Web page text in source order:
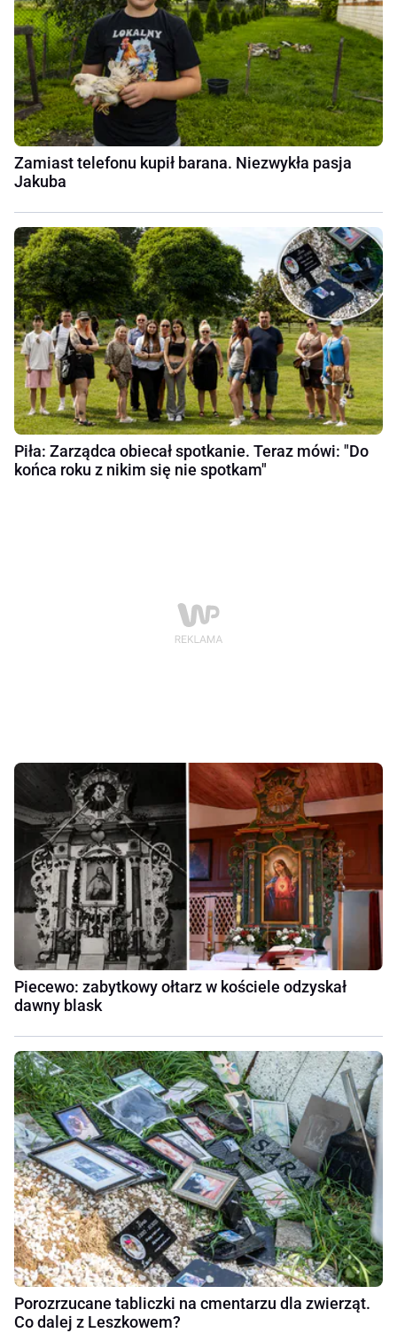
Zamiast telefonu kupił barana. Niezwykła pasja
Jakuba
Piła: Zarządca obiecał spotkanie. Teraz mówi: "Do
końca roku z nikim się nie spotkam"
Piecewo: zabytkowy ołtarz w kościele odzyskał
dawny blask
Porozrzucane tabliczki na cmentarzu dla zwierząt.
Co dalej z Leszkowem?